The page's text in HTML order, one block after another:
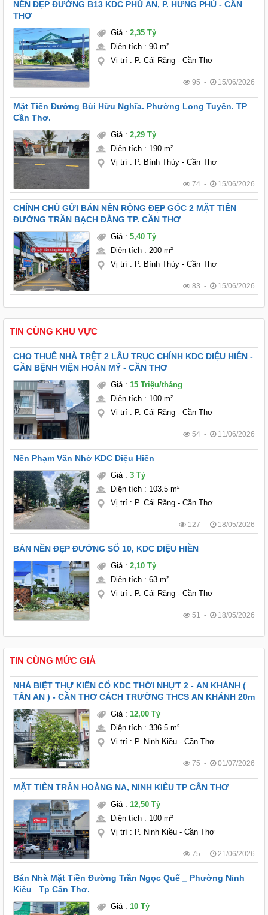
NỀN ĐẸP ĐƯỜNG B13 KDC PHÚ AN, P. HƯNG PHÚ - CẦN
THƠ
Giá: 2,35 Tỷ
Diện tích: 90 m²
Vị trí: P. Cái Răng - Cần Thơ
95 - 15/06/2026
Mặt Tiền Đường Bùi Hữu Nghĩa. Phường Long Tuyền. TP
Cần Thơ.
Giá: 2,29 Tỷ
Diện tích: 190 m²
Vị trí: P. Bình Thủy - Cần Thơ
74 - 15/06/2026
CHÍNH CHỦ GỬI BÁN NỀN RỘNG ĐẸP GÓC 2 MẶT TIỀN
ĐƯỜNG TRẦN BẠCH ĐẰNG TP. CẦN THƠ
Giá: 5,40 Tỷ
Diện tích: 200 m²
Vị trí: P. Bình Thủy - Cần Thơ
83 - 15/06/2026
TIN CÙNG KHU VỰC
CHO THUÊ NHÀ TRỆT 2 LẦU TRỤC CHÍNH KDC DIỆU HIỀN -
GẦN BỆNH VIỆN HOÀN MỸ - CẦN THƠ
Giá: 15 Triệu/tháng
Diện tích: 100 m²
Vị trí: P. Cái Răng - Cần Thơ
54 - 11/06/2026
Nền Phạm Văn Nhờ KDC Diệu Hiền
Giá: 3 Tỷ
Diện tích: 103.5 m²
Vị trí: P. Cái Răng - Cần Thơ
127 - 18/05/2026
BÁN NỀN ĐẸP ĐƯỜNG SỐ 10, KDC DIỆU HIỀN
Giá: 2,10 Tỷ
Diện tích: 63 m²
Vị trí: P. Cái Răng - Cần Thơ
51 - 18/05/2026
TIN CÙNG MỨC GIÁ
NHÀ BIỆT THỰ KIÊN CỐ KDC THỚI NHỰT 2 - AN KHÁNH (
TÂN AN ) - CẦN THƠ CÁCH TRƯỜNG THCS AN KHÁNH 20m
Giá: 12,00 Tỷ
Diện tích: 336.5 m²
Vị trí: P. Ninh Kiều - Cần Thơ
75 - 01/07/2026
MẶT TIỀN TRẦN HOÀNG NA, NINH KIỀU TP CẦN THƠ
Giá: 12,50 Tỷ
Diện tích: 100 m²
Vị trí: P. Ninh Kiều - Cần Thơ
75 - 21/06/2026
Bán Nhà Mặt Tiền Đường Trần Ngọc Quế _ Phường Ninh
Kiều _Tp Cần Thơ.
Giá: 10 Tỷ